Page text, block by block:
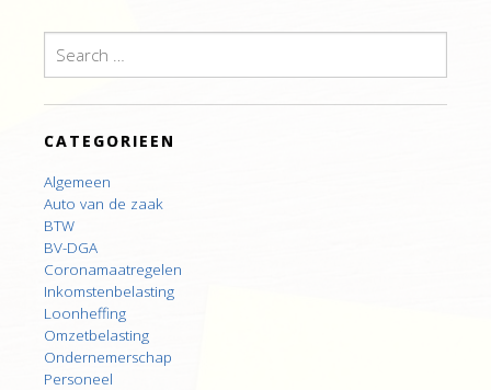
for:
CATEGORIEEN
Algemeen
Auto van de zaak
BTW
BV-DGA
Coronamaatregelen
Inkomstenbelasting
Loonheffing
Omzetbelasting
Ondernemerschap
Personeel